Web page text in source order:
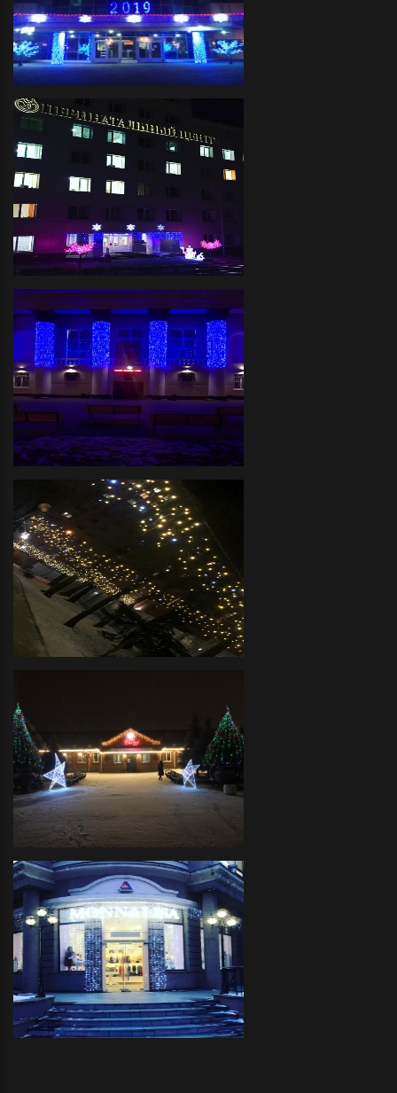
Завод "Балтика"- Декоративное
праздничное оформление фасада
светодиодной иллюминацией и
украшение светодиодными
деревьями
Перинатальный Центр-
декоративное праздничное
оформление фасада
светодиодной иллюминацией,
украшение объемными фигурами и
светодиодными деревьями
Дом Культуры - Декоративное
оформление фасада
светодиодной иллюминацией
светодиодной иллюминацией
территории
Трактир "COVBOY"- декоративное
оформление светодиодной
иллюминацией прилегающей
территории и украшение
светодиодными фигурами